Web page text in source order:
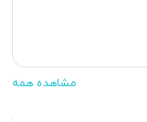
مشاهده همه